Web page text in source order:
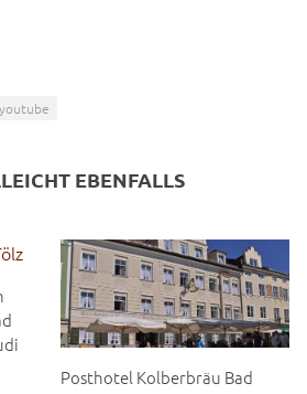
youtube
EBENFALLS
Posthotel Kolberbräu Bad